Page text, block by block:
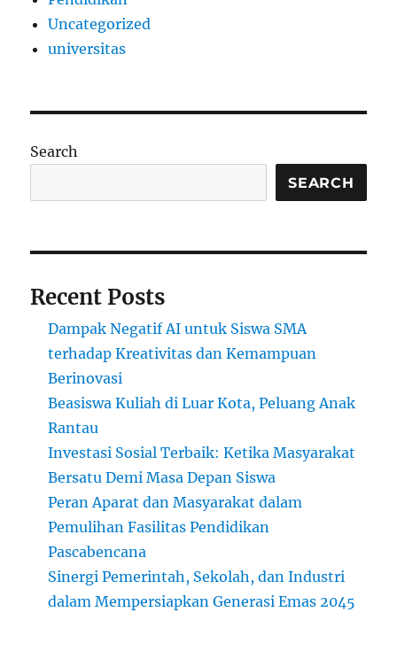
Uncategorized
universitas
Search
SEARCH
Recent Posts
Dampak Negatif AI untuk Siswa SMA
terhadap Kreativitas dan Kemampuan
Berinovasi
Beasiswa Kuliah di Luar Kota, Peluang Anak
Rantau
Investasi Sosial Terbaik: Ketika Masyarakat
Bersatu Demi Masa Depan Siswa
Peran Aparat dan Masyarakat dalam
Pemulihan Fasilitas Pendidikan
Pascabencana
Sinergi Pemerintah, Sekolah, dan Industri
dalam Mempersiapkan Generasi Emas 2045